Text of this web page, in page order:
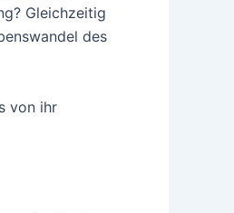
Gleichzeitig
des
von ihr